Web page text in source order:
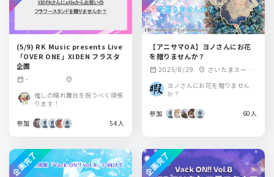
(5/9) RK Music presents Live
「OVER ONE」XIDEN フラスタ
企画
calendar_month - location_on
推しの晴れ舞台を祝うべく頑張
ります！
参加 54人
【アニサマOA】ヨノさんにお花
を贈りませんか？
calendar_month 2025/8/29 location_on さいたまスーパ
ヨノさんにお花を贈りません
か？
参加 60人
企画完了 企画完了